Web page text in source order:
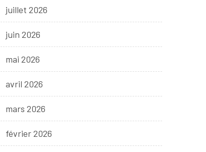
juillet 2026
juin 2026
mai 2026
avril 2026
mars 2026
février 2026